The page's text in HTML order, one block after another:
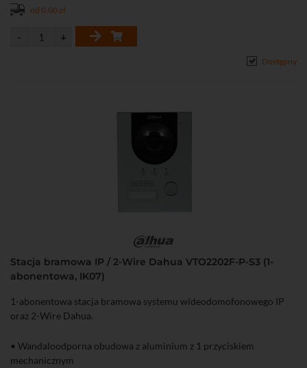
od 0,00 zł
Dostępny
Stacja bramowa IP / 2-Wire Dahua VTO2202F-P-S3 (1-
abonentowa, IK07)
1-abonentowa stacja bramowa systemu wideodomofonowego IP
oraz 2-Wire Dahua.
• Wandaloodporna obudowa z aluminium z 1 przyciskiem
mechanicznym